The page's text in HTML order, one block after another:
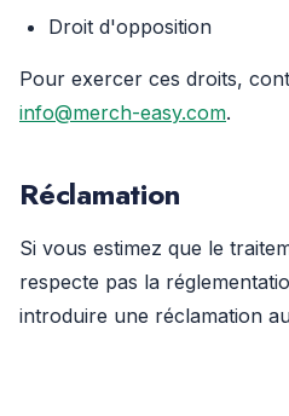
Droit d'opposition
Pour exercer ces droits,
info@merch-easy.com.
Réclamation
Si vous estimez que le
respecte pas la
introduire une réclamation